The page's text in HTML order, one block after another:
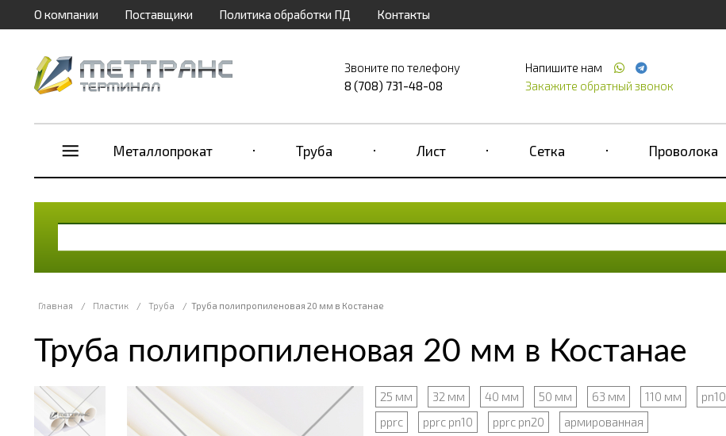
О компании Поставщики Политика обработки ПД Контакты
Звоните по телефону
8 (708) 731-48-08
Напишите нам
Закажите обратный звонок
Металлопрокат Труба Лист Сетка Проволока
Главная / Пластик / Труба / Труба полипропиленовая 20 мм в Костанае
Труба полипропиленовая 20 мм в Костанае
25 мм 32 мм 40 мм 50 мм 63 мм 110 мм pn10
pprc
pprc pn10 pprc pn20 армированная